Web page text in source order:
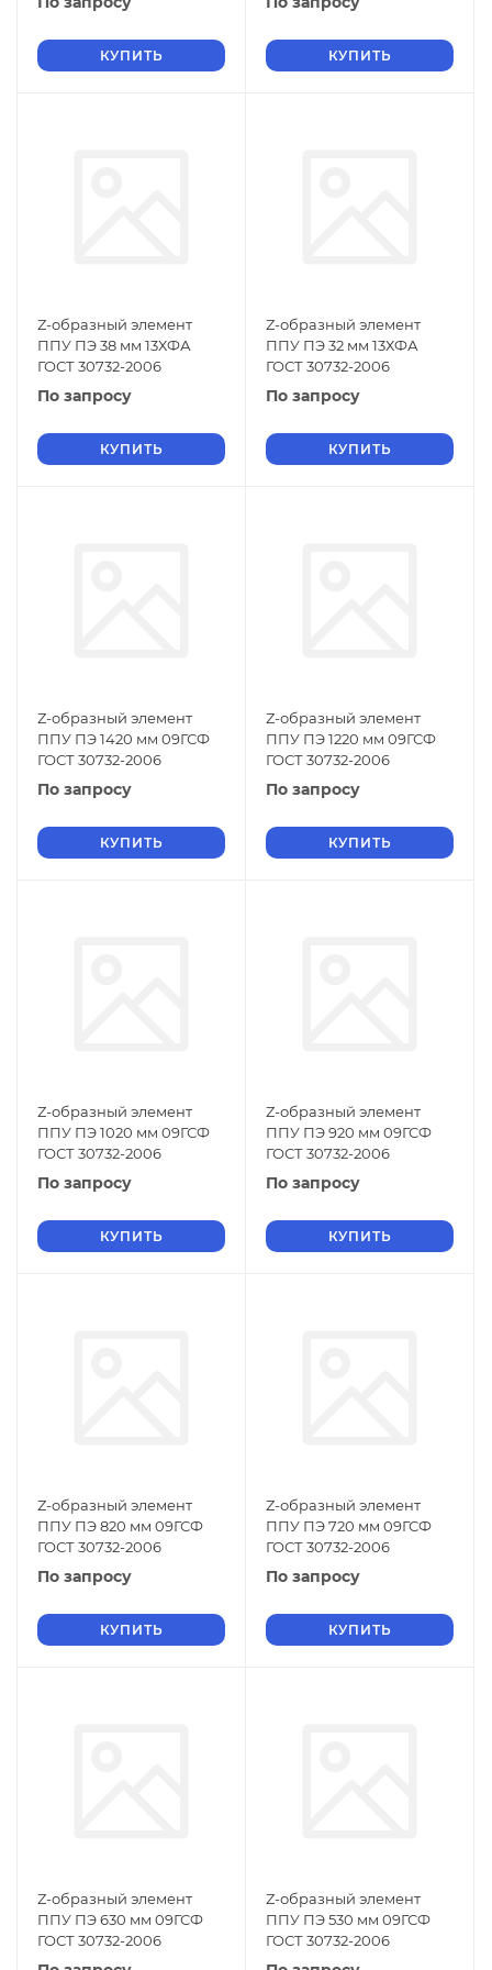
КУПИТЬ КУПИТЬ
Z-образный элемент
ППУ ПЭ 38 мм 13ХФА
ГОСТ 30732-2006
По запросу
КУПИТЬ
Z-образный элемент
ППУ ПЭ 32 мм 13ХФА
ГОСТ 30732-2006
По запросу
КУПИТЬ
Z-образный элемент
ППУ ПЭ 1420 мм 09ГСФ
ГОСТ 30732-2006
По запросу
КУПИТЬ
Z-образный элемент
ППУ ПЭ 1220 мм 09ГСФ
ГОСТ 30732-2006
По запросу
КУПИТЬ
Z-образный элемент
ППУ ПЭ 1020 мм 09ГСФ
ГОСТ 30732-2006
По запросу
КУПИТЬ
Z-образный элемент
ППУ ПЭ 920 мм 09ГСФ
ГОСТ 30732-2006
По запросу
КУПИТЬ
Z-образный элемент
ППУ ПЭ 820 мм 09ГСФ
ГОСТ 30732-2006
По запросу
КУПИТЬ
Z-образный элемент
ППУ ПЭ 720 мм 09ГСФ
ГОСТ 30732-2006
По запросу
КУПИТЬ
Z-образный элемент
ППУ ПЭ 630 мм 09ГСФ
ГОСТ 30732-2006
Z-образный элемент
ППУ ПЭ 530 мм 09ГСФ
ГОСТ 30732-2006